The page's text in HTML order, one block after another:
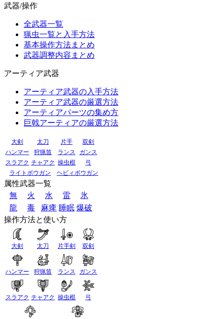
武器/操作
全武器一覧
猟虫一覧と入手方法
基本操作方法まとめ
武器調整内容まとめ
アーティア武器
アーティア武器の入手方法
アーティア武器の厳選方法
アーティアパーツの集め方
巨戟アーティアの厳選方法
大剣 太刀 片手
双剣
ハンマー
狩猟笛 ランス
ガンス
スラアク チャアク 操虫棍
弓
ライトボウガン
ヘビィボウガン
属性武器一覧
無
火 水 雷
氷
龍
毒 麻痺 睡眠 爆破
操作方法と使い方
大剣 太刀 片手剣 双剣
ハンマー 狩猟笛 ランス ガンス
スラアク チャアク 操虫棍 弓